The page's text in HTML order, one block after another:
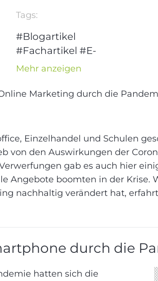
Tags:
#Blogartikel
#Fachartikel #E-
Commerce
Marketing
Mehr anzeigen
Marketing durch die
Einzelhandel und Schulen
von den Auswirkungen der
gab es auch hier
Angebote boomten in der Krise.
nachhaltig verändert hat,
durch die
hatten sich die